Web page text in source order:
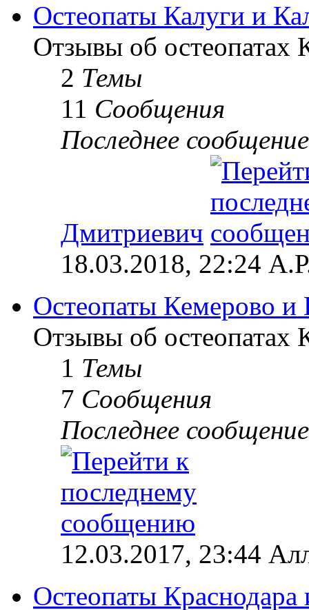
Остеопаты Калуги и
Отзывы об остеопатах
2 Темы
11 Сообщения
Последнее сообщение
Дмитриевич
18.03.2018, 22:24
Остеопаты Кемерово и
Отзывы об остеопатах
1 Темы
7 Сообщения
Последнее сообщение
12.03.2017, 23:44
Остеопаты Краснодара